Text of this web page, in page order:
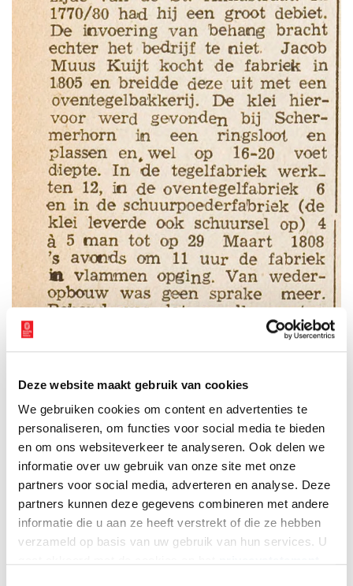
Deze website maakt gebruik van cookies
We gebruiken cookies om content en advertenties te
personaliseren, om functies voor social media te bieden
en om ons websiteverkeer te analyseren. Ook delen we
informatie over uw gebruik van onze site met onze
partners voor social media, adverteren en analyse. Deze
partners kunnen deze gegevens combineren met andere
informatie die u aan ze heeft verstrekt of die ze hebben
verzameld op basis van uw gebruik van hun services. U
Fragment uit het Nieuw Noordhollandsch Dagblad : voor Alkmaar en omgeving,
Een verborgen schat onder al het puin
Onder al dit afval kwamen de archeologen op de vloer van de
bedsteekelder oude majolicategels tegen met gekleurde
mythologische- en jachtscènes. Op de tegels staan afbeeldingen
van dieren, jagers, eenhoorns en stadsgezichten, ieder geplaatst
binnen een cirkelband met in de hoeken een kwartrozet. De
afmetingen van de tegels zijn 13,5 x 13,5 x 1,5 cm. Dit type tegel